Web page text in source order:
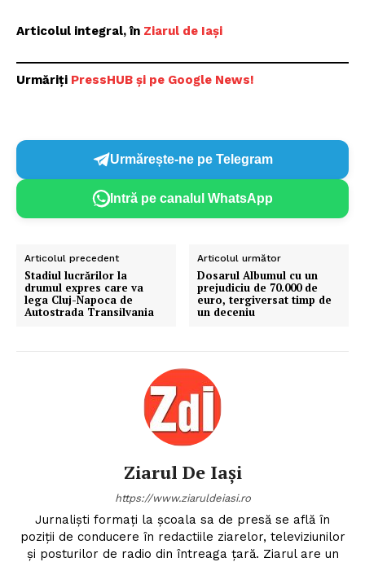
Articolul integral, în Ziarul de Iași
Urmăriți PressHUB și pe Google News!
Urmărește-ne pe Telegram
Intră pe canalul WhatsApp
Articolul precedent
Stadiul lucrărilor la
drumul expres care va
lega Cluj-Napoca de
Autostrada Transilvania
Articolul următor
Dosarul Albumul cu un
prejudiciu de 70.000 de
euro, tergiversat timp de
un deceniu
Ziarul De Iași
https://www.ziaruldeiasi.ro
Jurnalişti formaţi la şcoala sa de presă se află în
poziţii de conducere în redactiile ziarelor, televiziunilor
şi posturilor de radio din întreaga ţară. Ziarul are un